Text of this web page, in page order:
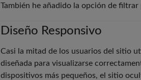
También he añadido la opción de
Diseño Responsivo
Casi la mitad de los usuarios del sitio
diseñada para visualizarse
dispositivos más pequeños, el sitio